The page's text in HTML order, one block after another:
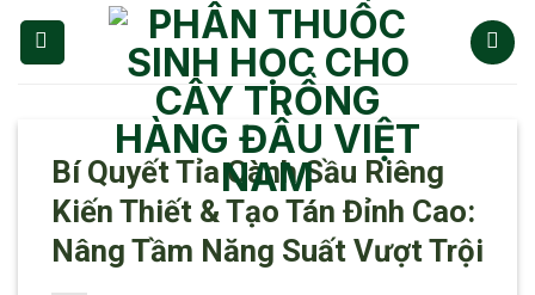
Chuyển
đến
Bí Quyết Tỉa Cành Sầu Riêng
Kiến Thiết & Tạo Tán Đỉnh Cao:
Nâng Tầm Năng Suất Vượt Trội